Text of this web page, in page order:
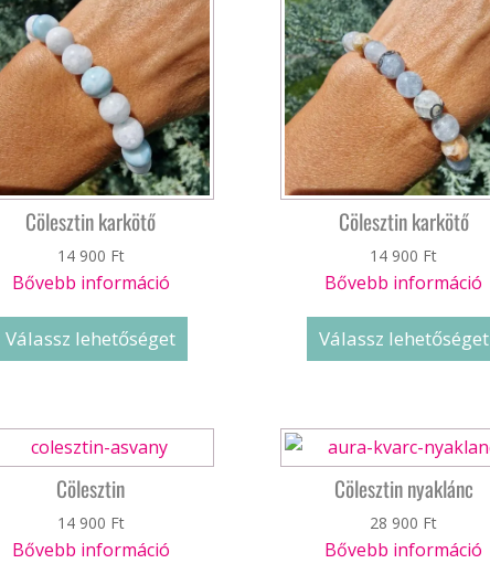
Cölesztin karkötő
14 900 Ft
Bővebb információ
Válassz lehetőséget
Cölesztin karkötő
14 900 Ft
Bővebb információ
Válassz lehetőséget
Cölesztin
14 900 Ft
Bővebb információ
Cölesztin nyaklánc
28 900 Ft
Bővebb információ